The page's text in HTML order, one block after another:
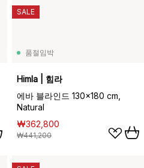
품절임박
Himla | 힘라
에바 블라인드 130x180 cm,
Natural
₩362,800
₩441,200
SALE